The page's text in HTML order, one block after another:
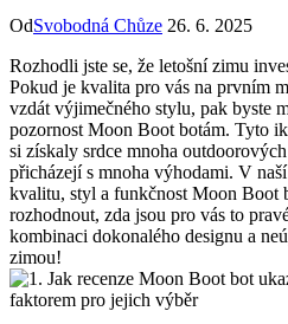
OdSvobodná Chůze 26. 6. 2025
Rozhodli jste ⁢se, že letošní zimu
Pokud je kvalita pro vás na prvním
vzdát výjimečného ‍stylu, ​pak byste
pozornost Moon Boot⁤ botám. Tyto
si získaly srdce mnoha
přicházejí s mnoha výhodami.​ V
kvalitu, ⁤styl a ⁣funkčnost Moon Boot
rozhodnout, zda jsou⁤ pro ⁢vás to
kombinaci ‌dokonalého⁣ designu a
zimou!